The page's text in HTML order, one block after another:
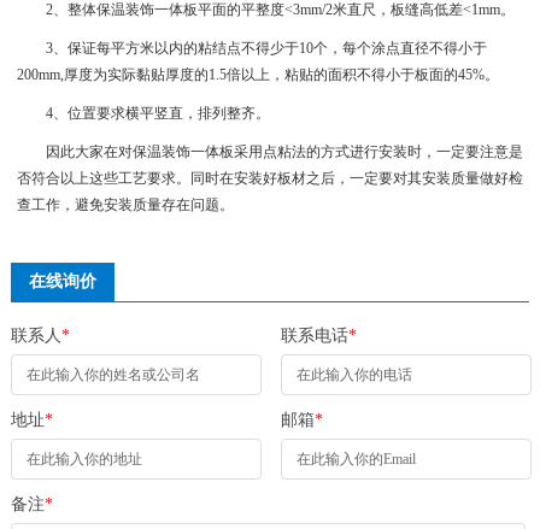
2、整体保温装饰一体板平面的平整度<3mm/2米直尺，板缝高低差<1mm。
3、保证每平方米以内的粘结点不得少于10个，每个涂点直径不得小于
200mm,厚度为实际黏贴厚度的1.5倍以上，粘贴的面积不得小于板面的45%。
4、位置要求横平竖直，排列整齐。
因此大家在对保温装饰一体板采用点粘法的方式进行安装时，一定要注意是
否符合以上这些工艺要求。同时在安装好板材之后，一定要对其安装质量做好检
查工作，避免安装质量存在问题。
在线询价
联系人* 联系电话*
地址* 邮箱*
备注*